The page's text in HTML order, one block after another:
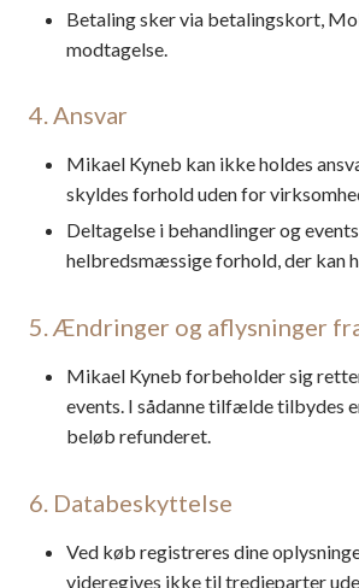
Betaling sker via betalingskort,
modtagelse.​
4. Ansvar
Mikael Kyneb kan ikke holdes
skyldes forhold uden for
Deltagelse i behandlinger og
helbredsmæssige forhold, der kan
5. Ændringer og aflysninger
Mikael Kyneb forbeholder sig
events. I sådanne tilfælde tilbydes
beløb refunderet.
6. Databeskyttelse
Ved køb registreres dine
videregives ikke til tredjeparter